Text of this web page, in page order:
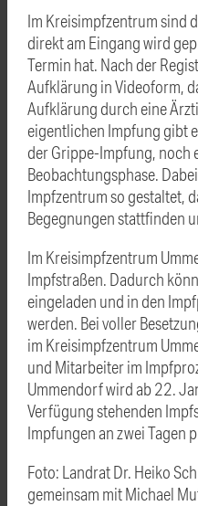
Im Kreisimpfzentrum sind
direkt am Eingang wird
Termin hat. Nach der
Aufklärung in Videoform,
Aufklärung durch eine
eigentlichen Impfung gibt
der Grippe-Impfung, noch
Beobachtungsphase.
Impfzentrum so gestaltet,
Begegnungen stattfinden
Im Kreisimpfzentrum
Impfstraßen. Dadurch
eingeladen und in den
werden. Bei voller
im Kreisimpfzentrum
und Mitarbeiter im
Ummendorf wird ab 22.
Verfügung stehenden
Impfungen an zwei Tagen
Foto: Landrat Dr. Heiko
gemeinsam mit Michael